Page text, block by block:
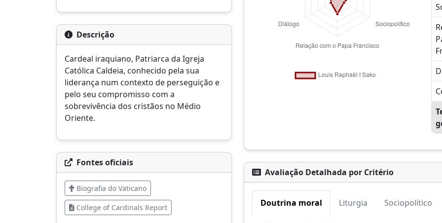
Descrição
Cardeal iraquiano, Patriarca da Igreja
Católica Caldeia, conhecido pela sua
liderança num contexto de perseguição e
pelo seu compromisso com a
sobrevivência dos cristãos no Médio
Oriente.
Fontes oficiais
Biografia do Vaticano
College of Cardinals Report
Avaliação Detalhada por Critério
Doutrina moral Liturgia Sociopolítico
Apoie a CatéGPT